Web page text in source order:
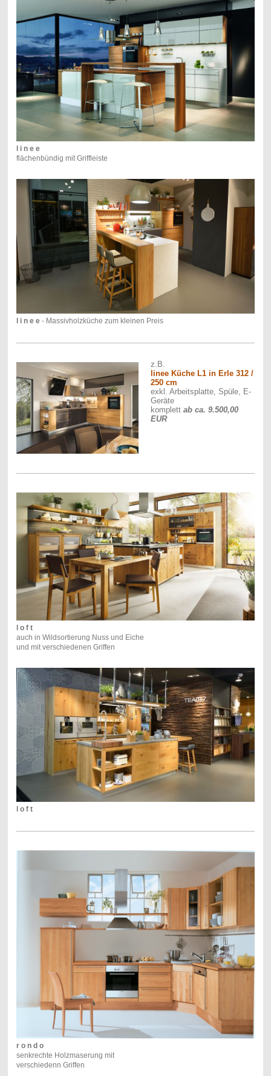
l i n e e
flächenbündig mit Griffleiste
l i n e e- Massivholzküche zum kleinen Preis
z.B.
linee Küche L1 in Erle 312 /
250 cm
exkl. Arbeitsplatte, Spüle, E-
Geräte
komplett ab ca. 9.500,00
EUR
l o f t
auch in Wildsortierung Nuss und Eiche
und mit verschiedenen Griffen
l o f t
r o n d o
senkrechte Holzmaserung mit
verschiedenn Griffen